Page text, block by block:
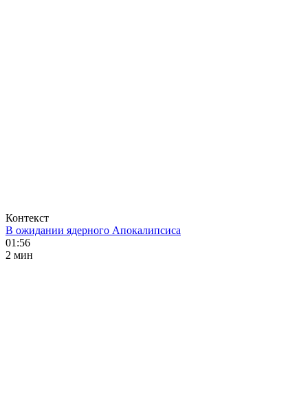
Контекст
В ожидании ядерного Апокалипсиса
01:56
2 мин